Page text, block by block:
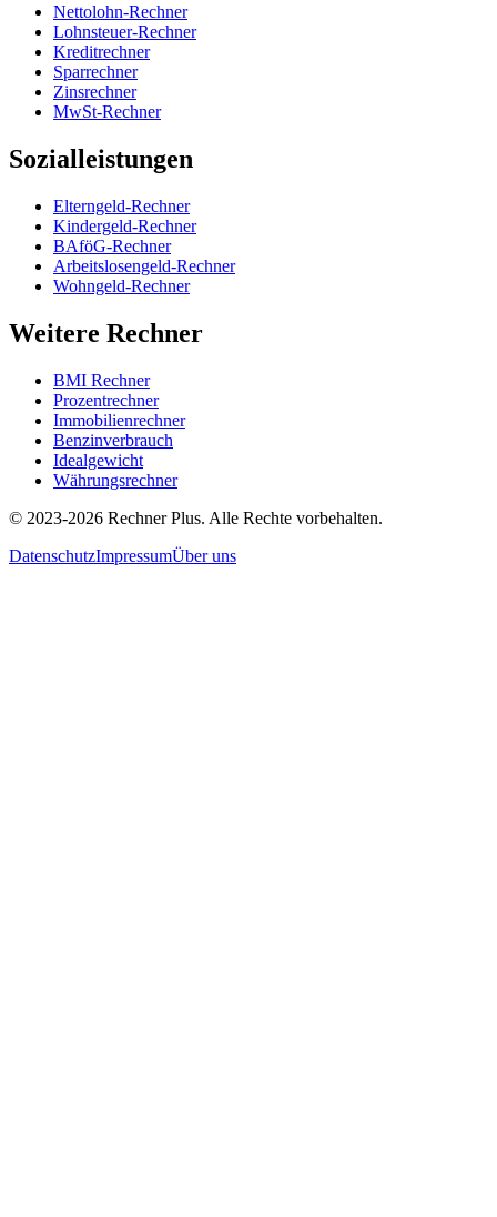
Nettolohn-Rechner
Lohnsteuer-Rechner
Kreditrechner
Sparrechner
Zinsrechner
MwSt-Rechner
Sozialleistungen
Elterngeld-Rechner
Kindergeld-Rechner
BAföG-Rechner
Arbeitslosengeld-Rechner
Wohngeld-Rechner
Weitere Rechner
BMI Rechner
Prozentrechner
Immobilienrechner
Benzinverbrauch
Idealgewicht
Währungsrechner
© 2023-2026 Rechner Plus. Alle Rechte vorbehalten.
DatenschutzImpressumÜber uns